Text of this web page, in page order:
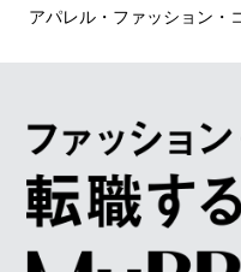
アパレル・ファッション・